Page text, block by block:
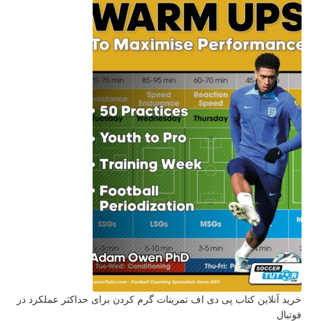
خرید آنلاین کتاب پی دی اف تمرینات گرم کردن برای حداکثر عملکرد در
فوتبال